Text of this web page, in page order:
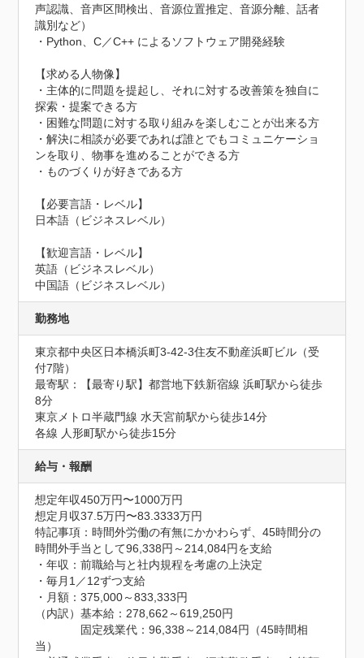
声認識、音声区間検出、音源位置推定、音源分離、話者
識別など）
・Python、C／C++ によるソフトウェア開発経験
【求める人物像】
・主体的に問題を提起し、それに対する改善策を独自に
探索・提案できる方
・困難な問題に対する取り組みを楽しむことが出来る方
・解決に相談が必要であれば誰とでもコミュニケーショ
ンを取り、物事を進めることができる方
・ものづくりが好きである方
【必要言語・レベル】
日本語（ビジネスレベル）
【歓迎言語・レベル】
英語（ビジネスレベル）
中国語（ビジネスレベル）
勤務地
東京都中央区日本橋浜町3-42-3住友不動産浜町ビル（受
付7階）
最寄駅：【最寄り駅】都営地下鉄新宿線 浜町駅から徒歩
8分
東京メトロ半蔵門線 水天宮前駅から徒歩14分
各線 人形町駅から徒歩15分
給与・報酬
想定年収450万円〜1000万円
想定月収37.5万円〜83.3333万円
特記事項：時間外労働の有無にかかわらず、45時間分の
時間外手当として96,338円～214,084円を支給
・年収：前職給与と社内規程を考慮の上決定
・毎月1／12ずつ支給
・月額：375,000～833,333円
（内訳）基本給：278,662～619,250円
固定残業代：96,338～214,084円（45時間相
当）